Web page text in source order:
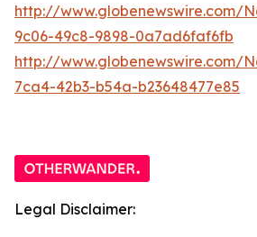
http://www.globenewswire.com/
9c06-49c8-9898-0a7ad6faf6fb
http://www.globenewswire.com/
7ca4-42b3-b54a-b23648477e85
Legal Disclaimer: